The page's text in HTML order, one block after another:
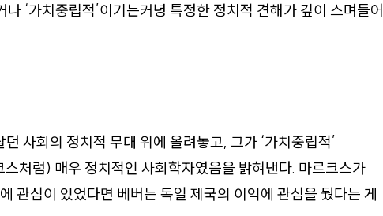
나 ‘가치중립적’이기는커녕 특정한 정치적 견해가 깊이 스며들어
사회의 정치적 무대 위에 올려놓고, 그가 ‘가치중립적’
처럼) 매우 정치적인 사회학자였음을 밝혀낸다. 마르크스가
관심이 있었다면 베버는 독일 제국의 이익에 관심을 뒀다는 게